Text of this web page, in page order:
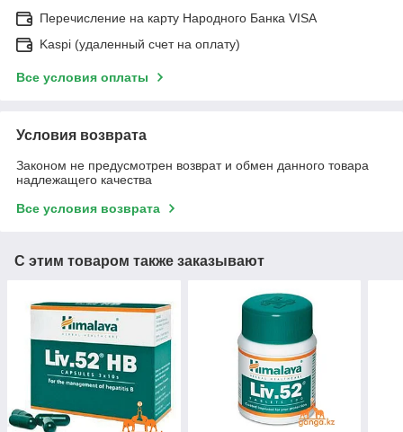
Перечисление на карту Народного Банка VISA
Kaspi (удаленный счет на оплату)
Все условия оплаты
Условия возврата
Законом не предусмотрен возврат и обмен данного товара
надлежащего качества
Все условия возврата
С этим товаром также заказывают